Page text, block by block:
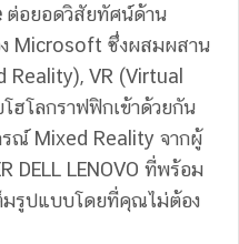
ต่อยอดวิสัยทัศน์ด้าน
Microsoft ซึ่งผสมผสาน
Reality), VR (Virtual
ฮโลกราฟฟิกเข้าด้วยกัน
ณ์ Mixed Reality จากผู้
DELL LENOVO ที่พร้อม
มรูปแบบโดยที่คุณไม่ต้อง